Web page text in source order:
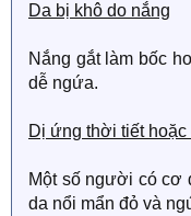
Da bị khô do nắng
Nắng gắt làm bốc
dễ ngứa.
Dị ứng thời tiết
Một số người có cơ
da nổi mẩn đỏ và